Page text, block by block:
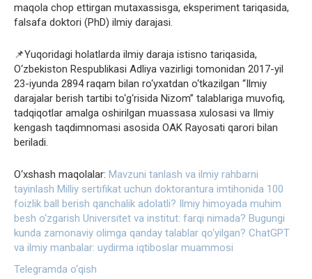
maqola chop ettirgan mutaxassisga, eksperiment tariqasida,
falsafa doktori (PhD) ilmiy darajasi.
📌Yuqoridagi holatlarda ilmiy daraja istisno tariqasida,
O‘zbekiston Respublikasi Adliya vazirligi tomonidan 2017-yil
23-iyunda 2894 raqam bilan ro‘yxatdan o‘tkazilgan “Ilmiy
darajalar berish tartibi to‘g‘risida Nizom” talablariga muvofiq,
tadqiqotlar amalga oshirilgan muassasa xulosasi va Ilmiy
kengash taqdimnomasi asosida OAK Rayosati qarori bilan
beriladi.
O‘xshash maqolalar: Mavzuni tanlash va ilmiy rahbarni
tayinlash Milliy sertifikat uchun doktorantura imtihonida 100
foizlik ball berish qanchalik adolatli? Ilmiy himoyada muhim
besh o‘zgarish Universitet va institut: farqi nimada? Bugungi
kunda zamonaviy olimga qanday talablar qo‘yilgan? ChatGPT
va ilmiy manbalar: uydirma iqtiboslar muammosi
Telegramda o‘qish